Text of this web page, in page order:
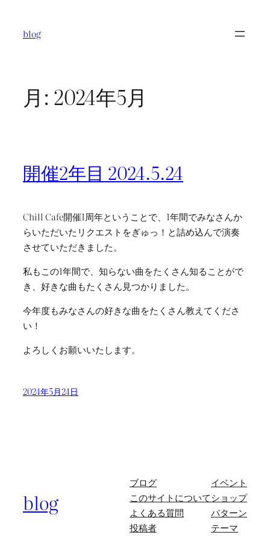
blog
月: 2024年5月
開催2年目 2024.5.24
Chill Cafe開催1周年ということで、1年間でみなさんか
らいただいたリクエストをぎゅっ！と詰め込んで演奏
させていただきました。
私もこの1年間で、知らない曲をたくさん知ることがで
き、好きな曲もたくさん見つかりました。
今年度もみなさんの好きな曲をたくさん教えてくださ
い！
よろしくお願いいたします。
2024年5月24日
blog
ブログ
このサイトについて
よくある質問
投稿者
イベント
ショップ
パターン
テーマ